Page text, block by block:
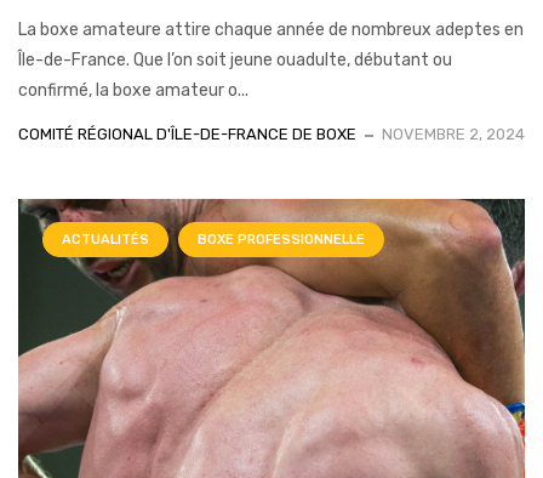
La boxe amateure attire chaque année de nombreux adeptes en
Île-de-France. Que l’on soit jeune ouadulte, débutant ou
confirmé, la boxe amateur o...
COMITÉ RÉGIONAL D'ÎLE-DE-FRANCE DE BOXE NOVEMBRE 2, 2024
ACTUALITÉS BOXE PROFESSIONNELLE